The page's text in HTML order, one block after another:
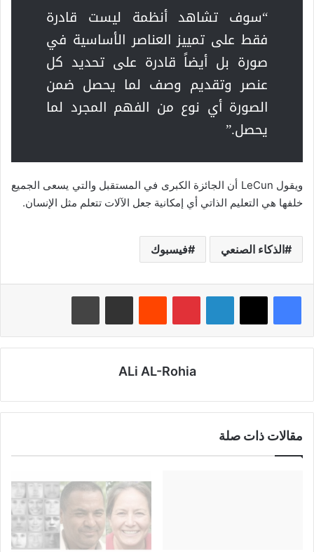
“سوف تشاهد أنظمة ليست قادرة
فقط على تمييز العناصر الأساسية في
صورة بل أيضاً قادرة على تحديد كل
عنصر وتقديم وصف لما يحصل ضمن
الصورة أي نوع من الفهم المجرد لما
يحصل.”
ويقول LeCun أن الجائزة الكبرى في المستقبل والتي يسعى الجميع
خلفها هي التعليم الذاتي أي إمكانية جعل الآلات تتعلم مثل الإنسان.
الذكاء الصنعي فيسبوك
لينكدإن بينتيريست
ALi AL-Rohia
مقالات ذات صلة